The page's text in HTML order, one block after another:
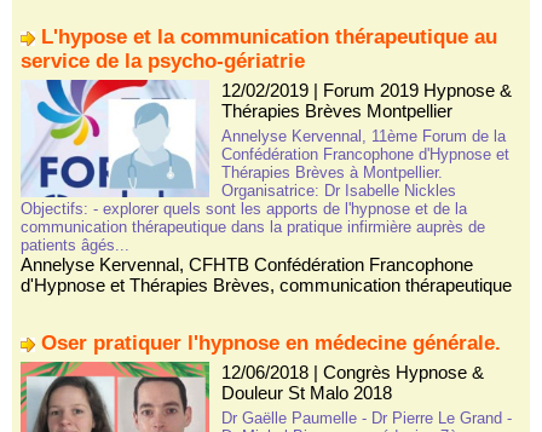
L'hypose et la communication thérapeutique au
service de la psycho-gériatrie
12/02/2019| Forum 2019 Hypnose &
Thérapies Brèves Montpellier
Annelyse Kervennal, 11ème Forum de la
Confédération Francophone d'Hypnose et
Thérapies Brèves à Montpellier.
Organisatrice: Dr Isabelle Nickles
Objectifs: - explorer quels sont les apports de l'hypnose et de la
communication thérapeutique dans la pratique infirmière auprès de
patients âgés...
Annelyse Kervennal, CFHTB Confédération Francophone
d'Hypnose et Thérapies Brèves, communication thérapeutique
Oser pratiquer l'hypnose en médecine générale.
12/06/2018| Congrès Hypnose &
Douleur St Malo 2018
Dr Gaëlle Paumelle - Dr Pierre Le Grand -